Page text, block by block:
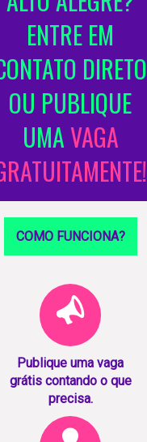
ENTRE EM
DIRETO
OU PUBLIQUE
UMAVAGA
COMO FUNCIONA?
Publique uma vaga
grátis contando o que
precisa.